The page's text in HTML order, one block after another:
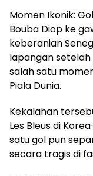
Momen Ikonik:
Bouba Diop ke
keberanian
lapangan
salah satu
Piala Dunia.
Kekalahan
Les Bleus di
satu gol pun
secara tragis di